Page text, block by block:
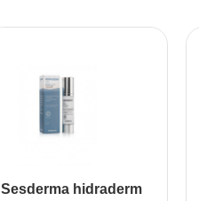
Sesderma hidraderm